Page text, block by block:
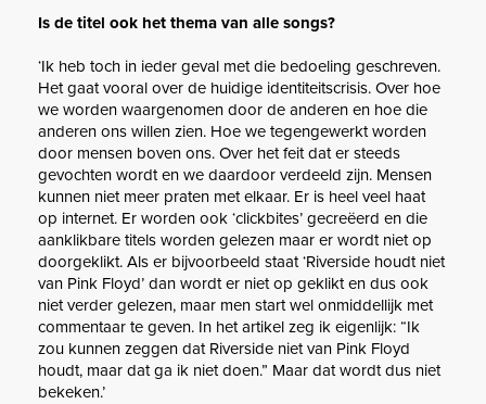
Is de titel ook het thema van alle songs?
‘Ik heb toch in ieder geval met die bedoeling geschreven.
Het gaat vooral over de huidige identiteitscrisis. Over hoe
we worden waargenomen door de anderen en hoe die
anderen ons willen zien. Hoe we tegengewerkt worden
door mensen boven ons. Over het feit dat er steeds
gevochten wordt en we daardoor verdeeld zijn. Mensen
kunnen niet meer praten met elkaar. Er is heel veel haat
op internet. Er worden ook ‘clickbites’ gecreëerd en die
aanklikbare titels worden gelezen maar er wordt niet op
doorgeklikt. Als er bijvoorbeeld staat ‘Riverside houdt niet
van Pink Floyd’ dan wordt er niet op geklikt en dus ook
niet verder gelezen, maar men start wel onmiddellijk met
commentaar te geven. In het artikel zeg ik eigenlijk: “Ik
zou kunnen zeggen dat Riverside niet van Pink Floyd
houdt, maar dat ga ik niet doen.” Maar dat wordt dus niet
bekeken.’